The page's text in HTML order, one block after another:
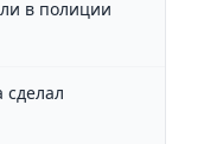
в полиции